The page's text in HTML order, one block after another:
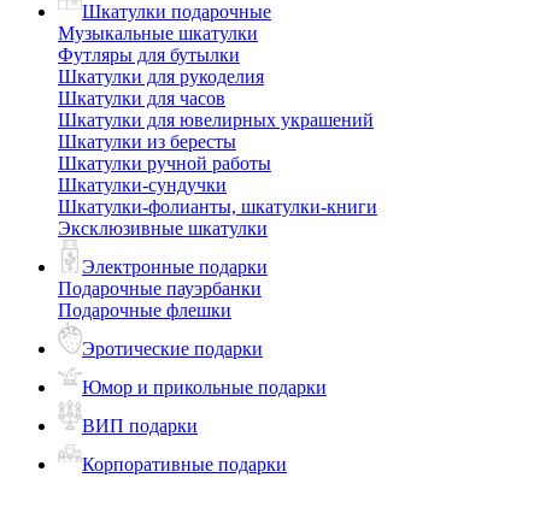
Шкатулки подарочные
Музыкальные шкатулки
Футляры для бутылки
Шкатулки для рукоделия
Шкатулки для часов
Шкатулки для ювелирных украшений
Шкатулки из бересты
Шкатулки ручной работы
Шкатулки-сундучки
Шкатулки-фолианты, шкатулки-книги
Эксклюзивные шкатулки
Электронные подарки
Подарочные пауэрбанки
Подарочные флешки
Эротические подарки
Юмор и прикольные подарки
ВИП подарки
Корпоративные подарки